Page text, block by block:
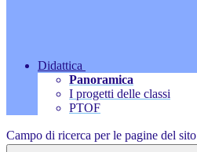
Didattica
Panoramica
I progetti delle classi
PTOF
Campo di ricerca per le pagine del sito